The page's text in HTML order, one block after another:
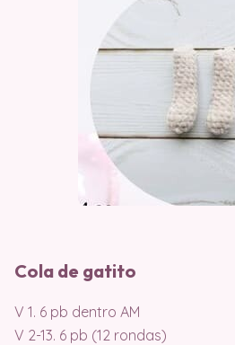
Cola de gatito
V 1. 6 pb dentro AM
V 2-13. 6 pb (12 rondas)